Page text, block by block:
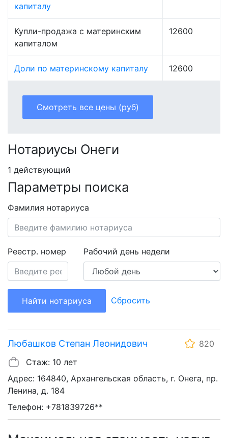
капиталу
Купли-продажа с материнским
капиталом
12600
Доли по материнскому капиталу 12600
Смотреть все цены (руб)
Нотариусы Онеги
1 действующий
Параметры поиска
Фамилия нотариуса
Реестр. номер Рабочий день недели
Найти нотариуса Сбросить
Любашков Степан Леонидович
820
Стаж: 10 лет
Адрес: 164840, Архангельская область, г. Онега, пр.
Ленина, д. 184
Телефон: +781839726**